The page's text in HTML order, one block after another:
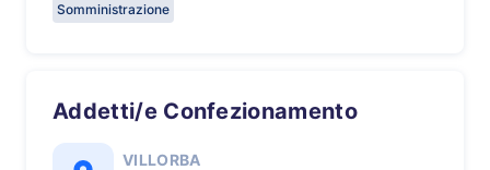
Somministrazione
Addetti/e Confezionamento
VILLORBA